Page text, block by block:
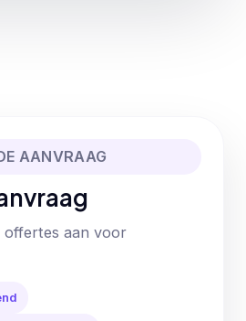
AANVRAAG
offertes aan voor